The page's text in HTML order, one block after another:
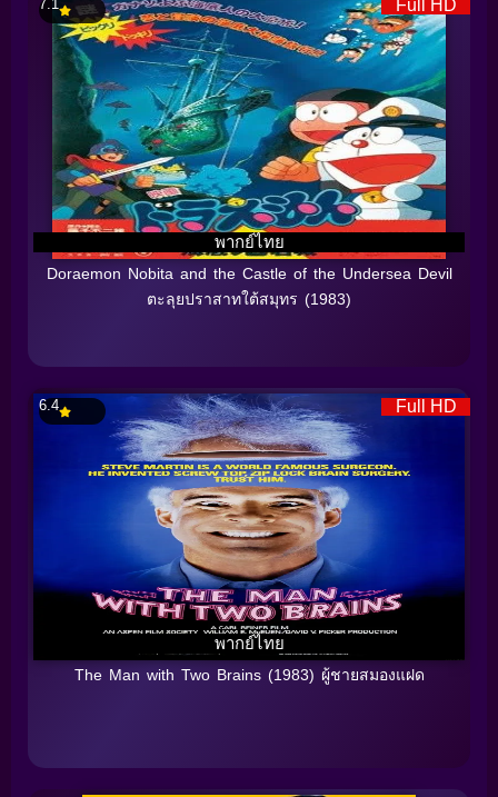
Full HD
พากย์ไทย
7.1
Doraemon Nobita and the Castle of the Undersea Devil
ตะลุยปราสาทใต้สมุทร (1983)
Full HD
พากย์ไทย
6.4
The Man with Two Brains (1983) ผู้ชายสมองแฝด